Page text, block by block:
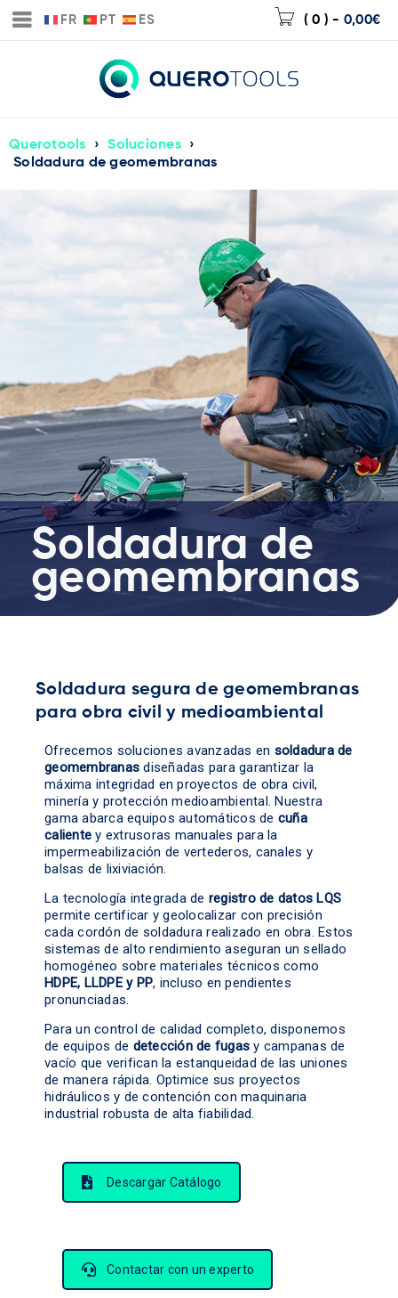
FR PT ES ( 0 ) - 0,00€
Querotools › Soluciones
›
Soldadura de geomembranas
Soldadura de
geomembranas
Soldadura segura de geomembranas
para obra civil y medioambiental
Ofrecemos soluciones avanzadas en soldadura de
geomembranas diseñadas para garantizar la
máxima integridad en proyectos de obra civil,
minería y protección medioambiental. Nuestra
gama abarca equipos automáticos de cuña
caliente y extrusoras manuales para la
impermeabilización de vertederos, canales y
balsas de lixiviación.
La tecnología integrada de registro de datos LQS
permite certificar y geolocalizar con precisión
cada cordón de soldadura realizado en obra. Estos
sistemas de alto rendimiento aseguran un sellado
homogéneo sobre materiales técnicos como
HDPE, LLDPE y PP, incluso en pendientes
pronunciadas.
Para un control de calidad completo, disponemos
de equipos de detección de fugas y campanas de
vacío que verifican la estanqueidad de las uniones
de manera rápida. Optimice sus proyectos
hidráulicos y de contención con maquinaria
industrial robusta de alta fiabilidad.
Descargar Catálogo
Contactar con un experto